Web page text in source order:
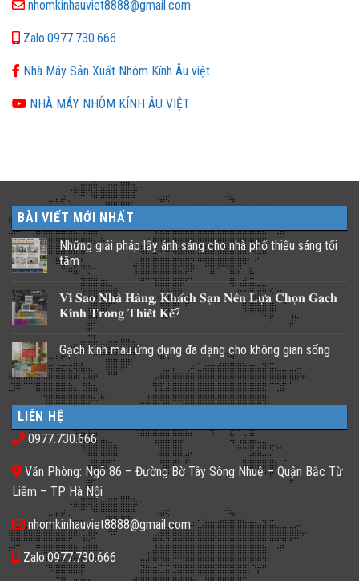
nhomkinhauviet8888@gmail.com
Zalo:0977.730.666
Nhà Máy Sản Xuất Nhôm Kính Âu việt
NHÀ MÁY NHÔM KÍNH ÂU VIỆT
BÀI VIẾT MỚI NHẤT
Những giải pháp lấy ánh sáng cho nhà phố thiếu sáng tối
tăm
Không
bình
luận
ở
pháp
lấy
ánh
sáng
cho
nhà
phố
thiếu
sáng
tối
𝐕𝐢̀ 𝐒𝐚𝐨 𝐍𝐡𝐚̀ 𝐇𝐚̀𝐧𝐠, 𝐊𝐡𝐚́𝐜𝐡 𝐒𝐚̣𝐧 𝐍𝐞̂𝐧 𝐋𝐮̛̣𝐚 𝐂𝐡𝐨̣𝐧 𝐆𝐚̣𝐜𝐡
𝐊𝐢́𝐧𝐡 𝐓𝐫𝐨𝐧𝐠 𝐓𝐡𝐢𝐞̂́𝐭 𝐊𝐞̂́?
bình
luận
ở
𝐕𝐢̀
𝐒𝐚𝐨
𝐍𝐡𝐚̀
𝐇𝐚̀𝐧𝐠,
𝐊𝐡𝐚́𝐜𝐡
𝐒𝐚̣𝐧
𝐍𝐞̂𝐧
𝐂𝐡𝐨̣𝐧
𝐆𝐚̣𝐜𝐡
𝐊𝐢́𝐧𝐡
𝐓𝐫𝐨𝐧𝐠
𝐓𝐡𝐢𝐞̂́𝐭
𝐊𝐞̂́?
Gạch kính màu ứng dụng đa dạng cho không gian sống
Không
có
bình
luận
ở
Gạch
kính
màu
đa
dạng
cho
không
gian
sống
LIÊN HỆ
0977.730.666
Văn Phòng: Ngõ 86 – Đường Bờ Tây Sông Nhuệ – Quận Bắc Từ
Liêm – TP Hà Nội
nhomkinhauviet8888@gmail.com
Zalo:0977.730.666